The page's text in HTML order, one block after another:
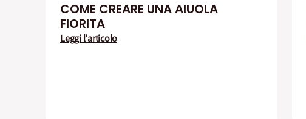
COME CREARE UNA AIUOLA
FIORITA
Leggi l'articolo